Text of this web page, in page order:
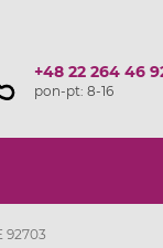
+48 22 264 46
pon-pt: 8-16
92703